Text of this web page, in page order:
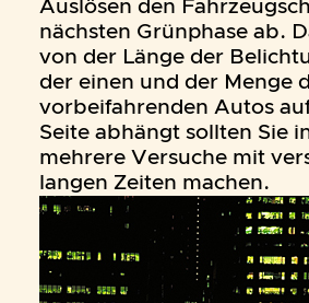
Auslösen den
nächsten Grünphase ab.
von der Länge der
der einen und der Menge
vorbeifahrenden Autos
Seite abhängt sollten Sie
mehrere Versuche mit
langen Zeiten machen.